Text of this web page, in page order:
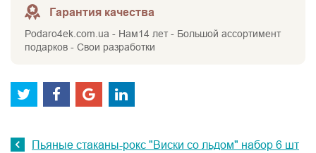
Гарантия качества
Podaro4ek.com.ua - Нам14 лет - Большой ассортимент
подарков - Свои разработки
Пьяные стаканы-рокс "Виски со льдом" набор 6 шт